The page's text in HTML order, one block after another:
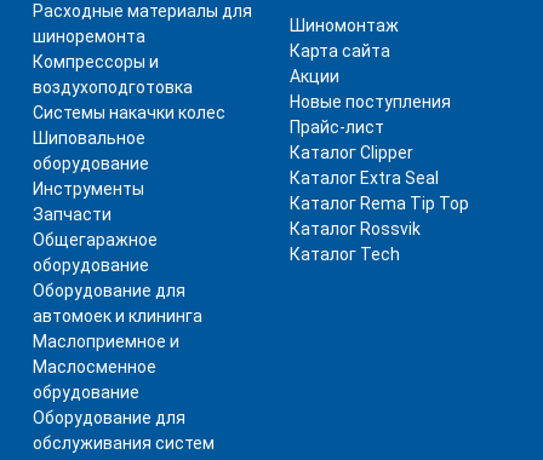
Расходные материалы для
шиноремонта
Компрессоры и
воздухоподготовка
Системы накачки колес
Шиповальное
оборудование
Инструменты
Запчасти
Общегаражное
оборудование
Оборудование для
автомоек и клининга
Маслоприемное и
Маслосменное
обрудование
Оборудование для
обслуживания систем
Шиномонтаж
Карта сайта
Акции
Новые поступления
Прайс-лист
Каталог Clipper
Каталог Extra Seal
Каталог Rema Tip Top
Каталог Rossvik
Каталог Tech